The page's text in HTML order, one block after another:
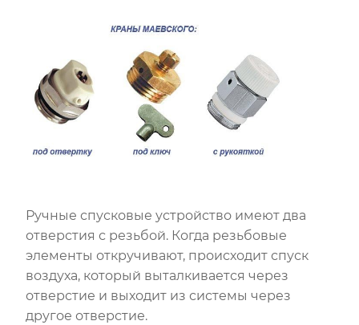
Ручные спусковые устройство имеют два
отверстия с резьбой. Когда резьбовые
элементы откручивают, происходит спуск
воздуха, который выталкивается через
отверстие и выходит из системы через
другое отверстие.